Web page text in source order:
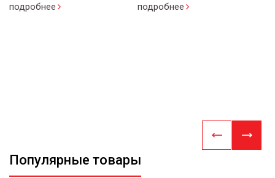
подробнее подробнее
Популярные товары